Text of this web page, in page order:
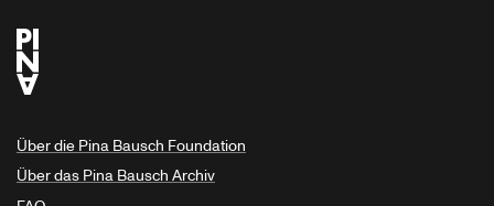
Über die Pina Bausch Foundation
Über das Pina Bausch Archiv